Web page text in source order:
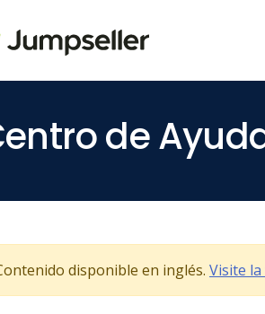
principal
de
disponible en inglés. Visite